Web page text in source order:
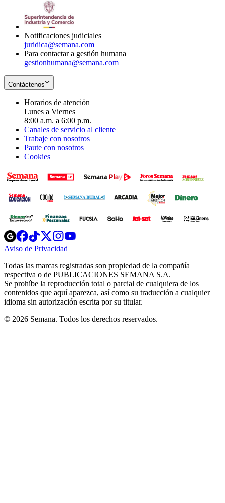
Notificaciones judiciales
juridica@semana.com
Para contactar a gestión humana
gestionhumana@semana.com
Contáctenos
Horarios de atención
Lunes a Viernes
8:00 a.m. a 6:00 p.m.
Canales de servicio al cliente
Trabaje con nosotros
Paute con nosotros
Cookies
Opens
in
new
Opens
in
new
Opens
in
new
window
Opens
new
windowwindow
Aviso de Privacidad
new
window
Todas las marcas registradas son propiedad de la compañía
respectiva o de PUBLICACIONES SEMANA S.A.
Se prohíbe la reproducción total o parcial de cualquiera de los
contenidos que aquí aparezca, así como su traducción a cualquier
idioma sin autorización escrita por su titular.
© 2026 Semana. Todos los derechos reservados.